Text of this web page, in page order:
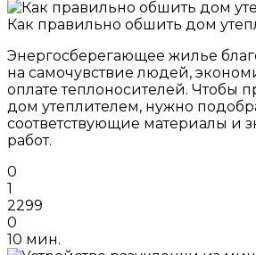
Как правильно обшить дом
Энергосберегающее жилье
на самочувствие людей,
оплате теплоносителей. Чтобы
дом утеплителем, нужно
соответствующие материалы и
работ.
0
1
2299
0
10 мин.